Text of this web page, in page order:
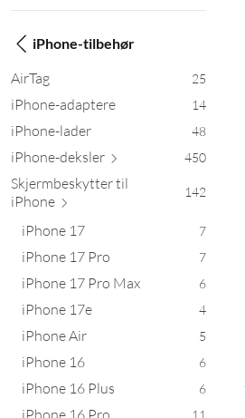
iPhone-tilbehør
AirTag 25
iPhone-adaptere 14
iPhone-lader 48
iPhone-deksler 450
Skjermbeskytter til
iPhone 142
iPhone 17 7
iPhone 17 Pro 7
iPhone 17 Pro Max 6
iPhone 17e 4
iPhone Air 5
iPhone 16 6
iPhone 16 Plus 6
iPhone 16 Pro 11